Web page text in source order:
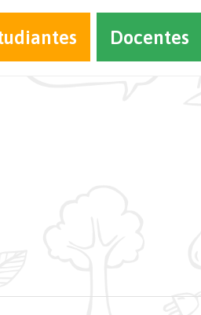
Docentes